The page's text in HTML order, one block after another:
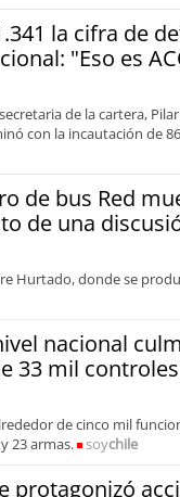
la cifra de
"Eso es
de la cartera,
con la incautación de
de bus Red
de una
Hurtado, donde se
nacional
33 mil
de cinco mil
23 armas.
soychile
protagonizó